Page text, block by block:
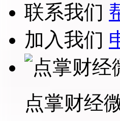
联系我们
加入我们
点掌财经